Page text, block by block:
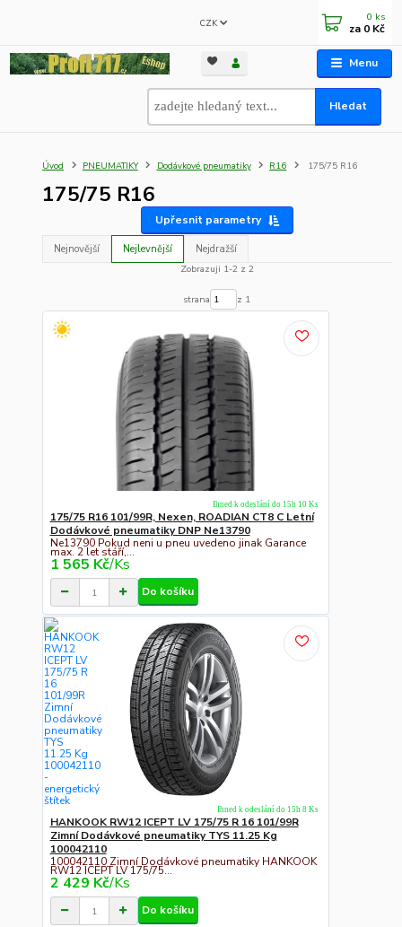
Menu
CZK
Hledat
0 ks
za 0 Kč
Úvod PNEUMATIKY Dodávkové pneumatiky R16 175/75 R16
175/75 R16
Upřesnit parametry
Nejnovější Nejlevnější
Nejdražší
Zobrazuji 1-2 z 2
strana z 1
175/75 R16 101/99R, Nexen, ROADIAN CT8 C Letní
Dodávkové pneumatiky DNP Ne13790
Ne13790 Pokud neni u pneu uvedeno jinak Garance
max. 2 let stáří,...
1 565 Kč/Ks
Ihned k odeslání do 15h 10 Ks
Do košíku
HANKOOK RW12 ICEPT LV 175/75 R 16 101/99R
Zimní Dodávkové pneumatiky TYS 11.25 Kg
100042110
100042110 Zimní Dodávkové pneumatiky HANKOOK
RW12 ICEPT LV 175/75...
2 429 Kč/Ks
Ihned k odeslání do 15h 8 Ks
Do košíku